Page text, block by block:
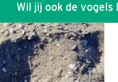
Wil jij ook de vogels